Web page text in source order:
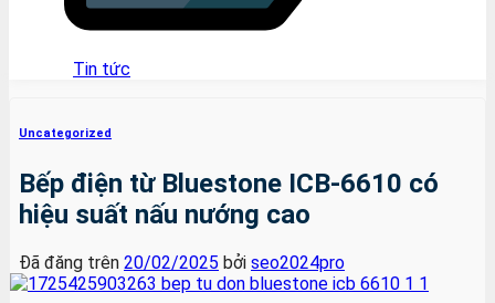
Tin tức
Uncategorized
Bếp điện từ Bluestone ICB-6610 có
hiệu suất nấu nướng cao
Đã đăng trên 20/02/2025 bởi seo2024pro